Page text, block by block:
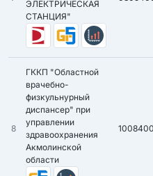
ЭЛЕКТРИЧЕСКАЯ
СТАНЦИЯ"
8
ГККП "Областной
врачебно-
физкульнурный
диспансер" при
управлении
здравоохранения
Акмолинской
области